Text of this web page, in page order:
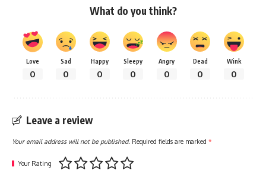
What do you think?
Love
0
Sad
0
Happy
0
Sleepy
0
Angry
0
Dead
0
Wink
0
Leave a review
Your email address will not be published. Required fields are marked *
Your Rating